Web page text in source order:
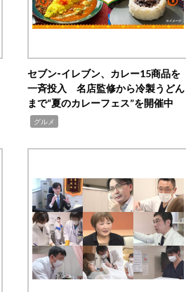
セブン‐イレブン、カレー15商品を
一斉投入 名店監修から冷製うどん
まで“夏のカレーフェス”を開催中
グルメ